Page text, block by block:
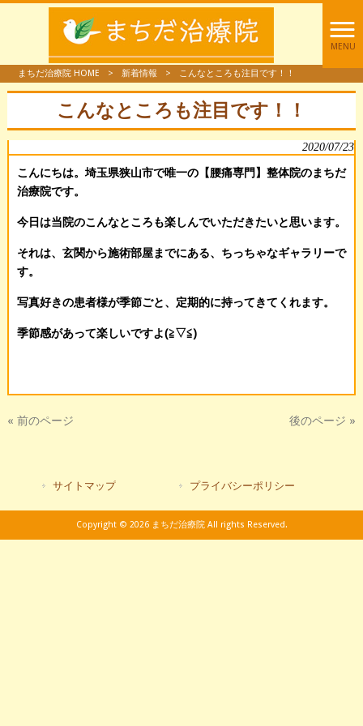
MENU
まちだ治療院 HOME > 新着情報 > こんなところも注目です！！
こんなところも注目です！！
2020/07/23
こんにちは。埼玉県狭山市で唯一の【腰痛専門】整体院のまちだ
治療院です。
今日は当院のこんなところも楽しんでいただきたいと思います。
それは、玄関から施術部屋までにある、ちっちゃなギャラリーで
す。
写真好きの患者様が季節ごと、定期的に持ってきてくれます。
季節感があって楽しいですよ(≧▽≦)
« 前のページ 後のページ »
サイトマップ プライバシーポリシー
Copyright © 2026 まちだ治療院 All rights Reserved.